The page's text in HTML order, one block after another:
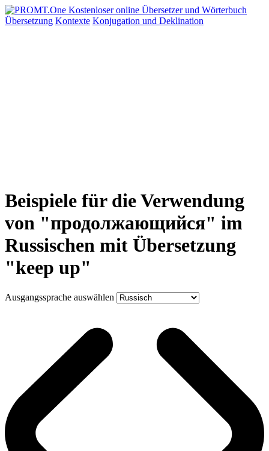
Übersetzung Kontexte Konjugation und Deklination
Beispiele für die Verwendung
von "продолжающийся" im
Russischen mit Übersetzung
"keep up"
Ausgangssprache auswählen